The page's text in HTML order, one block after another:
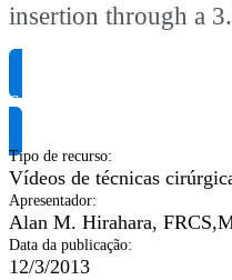
insertion through a
Solicite informação do
Tipo de recurso:
Vídeos de técnicas
Apresentador:
Alan M. Hirahara,
Data da publicação:
12/3/2013